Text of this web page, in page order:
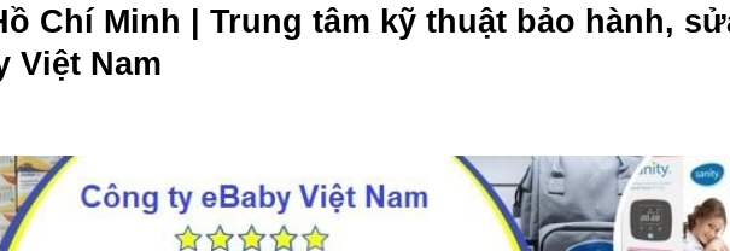
Chí Minh | Trung tâm kỹ thuật bảo hành,
Việt Nam